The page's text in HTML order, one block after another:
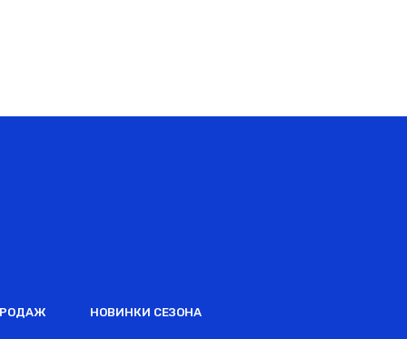
НОВИНКИ СЕЗОНА